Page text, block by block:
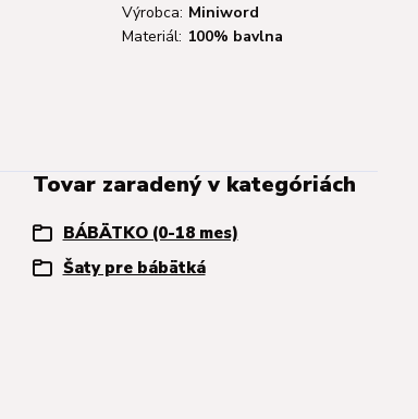
Výrobca: Miniword
Materiál: 100% bavlna
Tovar zaradený v kategóriách
BÁBÄTKO (0-18 mes)
Šaty pre bábätká